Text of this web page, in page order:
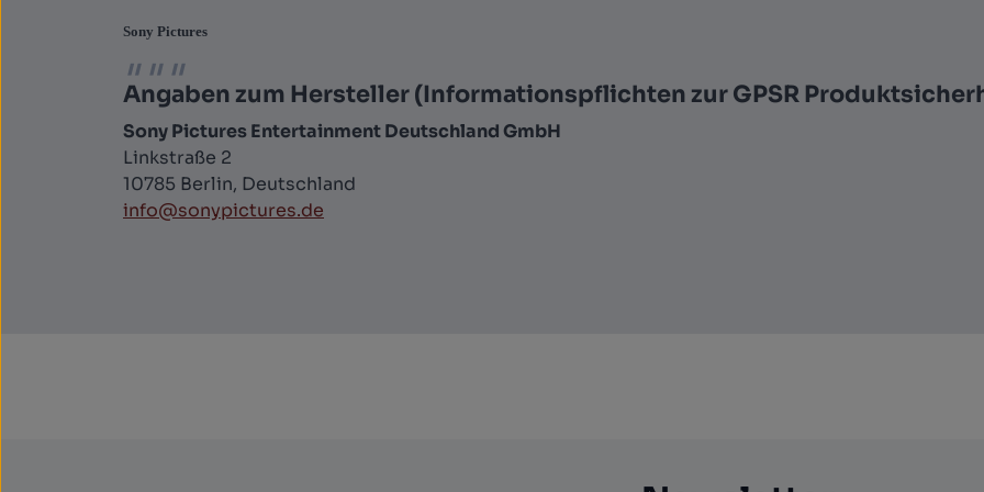
Sony Pictures
Angaben zum Hersteller (Informationspflichten zur GPSR
Sony Pictures Entertainment Deutschland GmbH
Linkstraße 2
10785 Berlin, Deutschland
info@sonypictures.de